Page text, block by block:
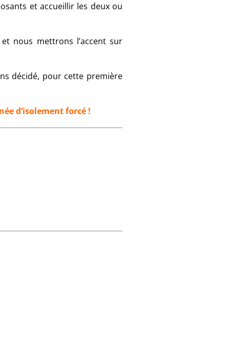
et accueillir les deux ou
et nous mettrons l’accent sur
décidé, pour cette première
d’isolement forcé !